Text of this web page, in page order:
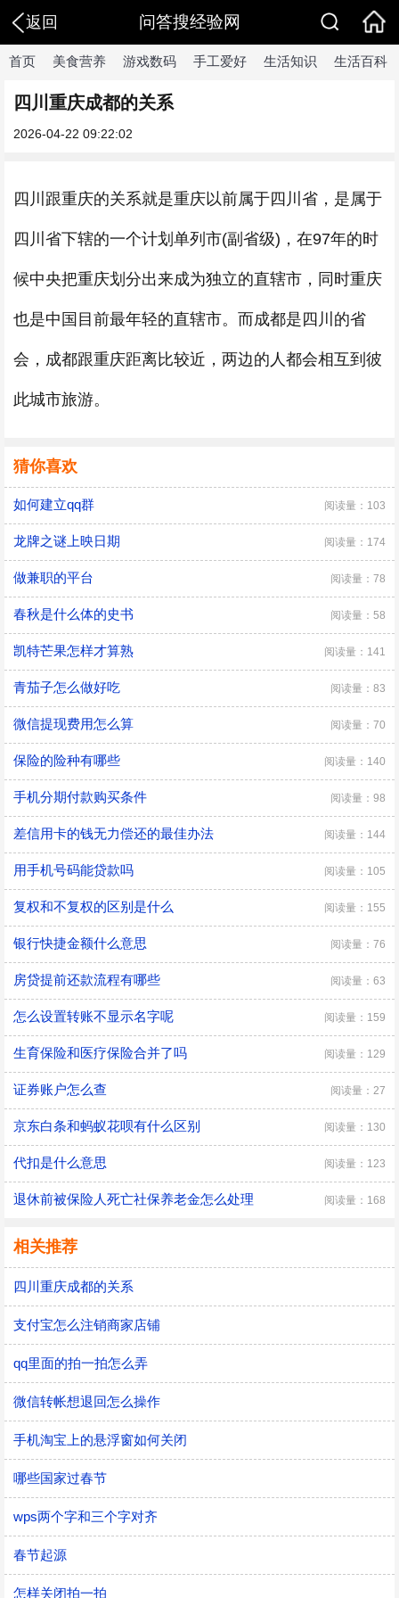
返回 问答搜经验网
首页 美食营养 游戏数码 手工爱好 生活知识 生活百科
四川重庆成都的关系
2026-04-22 09:22:02
四川跟重庆的关系就是重庆以前属于四川省，是属于
四川省下辖的一个计划单列市(副省级)，在97年的时
候中央把重庆划分出来成为独立的直辖市，同时重庆
也是中国目前最年轻的直辖市。而成都是四川的省
会，成都跟重庆距离比较近，两边的人都会相互到彼
此城市旅游。
猜你喜欢
如何建立qq群 阅读量：103
龙牌之谜上映日期 阅读量：174
做兼职的平台 阅读量：78
春秋是什么体的史书 阅读量：58
凯特芒果怎样才算熟 阅读量：141
青茄子怎么做好吃 阅读量：83
微信提现费用怎么算 阅读量：70
保险的险种有哪些 阅读量：140
手机分期付款购买条件 阅读量：98
差信用卡的钱无力偿还的最佳办法 阅读量：144
用手机号码能贷款吗 阅读量：105
复权和不复权的区别是什么 阅读量：155
银行快捷金额什么意思 阅读量：76
房贷提前还款流程有哪些 阅读量：63
怎么设置转账不显示名字呢 阅读量：159
生育保险和医疗保险合并了吗 阅读量：129
证券账户怎么查 阅读量：27
京东白条和蚂蚁花呗有什么区别 阅读量：130
代扣是什么意思 阅读量：123
退休前被保险人死亡社保养老金怎么处理 阅读量：168
相关推荐
四川重庆成都的关系
支付宝怎么注销商家店铺
qq里面的拍一拍怎么弄
微信转帐想退回怎么操作
手机淘宝上的悬浮窗如何关闭
哪些国家过春节
wps两个字和三个字对齐
春节起源
怎样关闭拍一拍